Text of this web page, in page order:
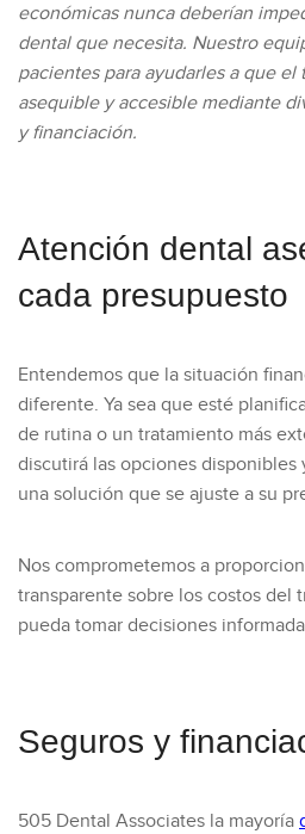
económicas nunca deberían
dental que necesita. Nuestro
pacientes para ayudarles a que
asequible y accesible mediante
y financiación.
Atención dental
cada presupuesto
Entendemos que la situación
diferente. Ya sea que esté
de rutina o un tratamiento más
discutirá las opciones disponibles
una solución que se ajuste a su
Nos comprometemos a
transparente sobre los costos del
pueda tomar decisiones
Seguros y
505 Dental Associates la mayoría